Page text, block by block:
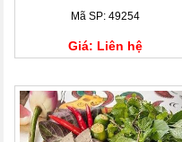
Mã SP: 49254
Giá: Liên hệ